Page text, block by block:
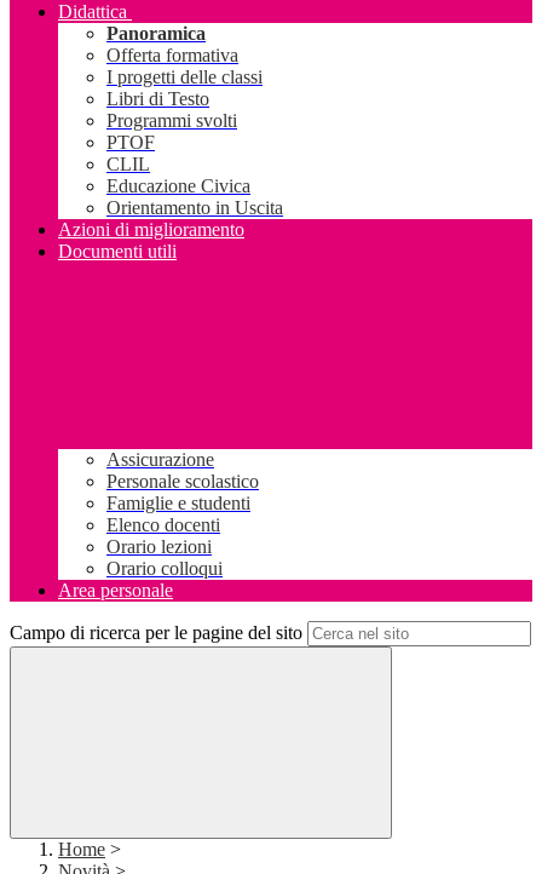
Didattica
Panoramica
Offerta formativa
I progetti delle classi
Libri di Testo
Programmi svolti
PTOF
CLIL
Educazione Civica
Orientamento in Uscita
Azioni di miglioramento
Documenti utili
Assicurazione
Personale scolastico
Famiglie e studenti
Elenco docenti
Orario lezioni
Orario colloqui
Area personale
Campo di ricerca per le pagine del sito
Home >